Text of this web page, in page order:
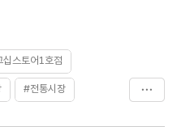
스토어1호점
#전통시장